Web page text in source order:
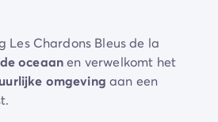
Les Chardons Bleus de la
oceaanen verwelkomt het
omgeving aan een